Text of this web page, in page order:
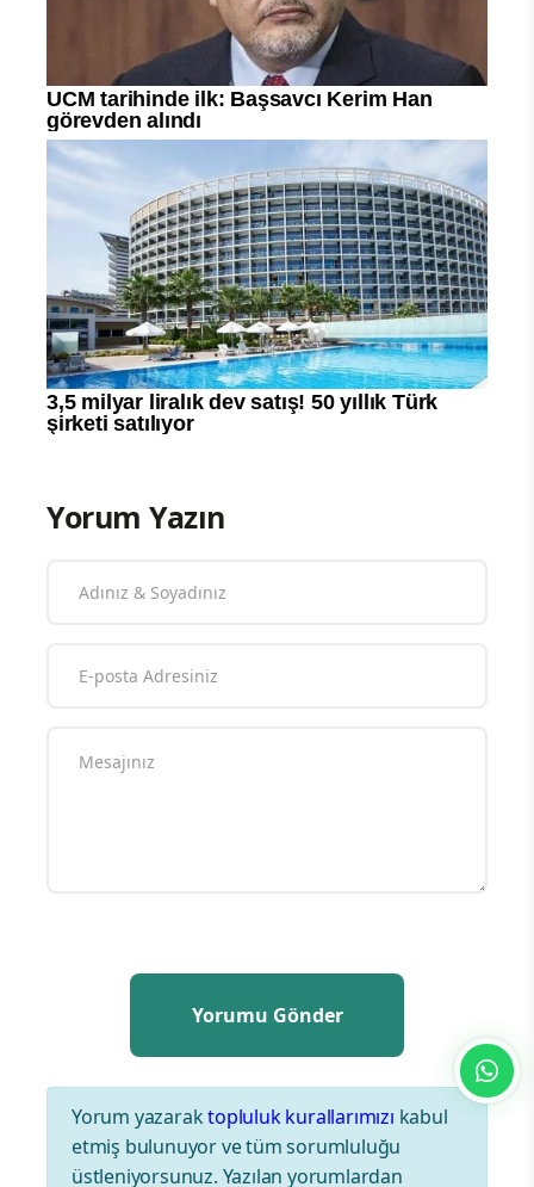
Yorum Yazın
Yorum yazaraktopluluk kurallarımızı kabul
etmiş bulunuyor ve tüm sorumluluğu
üstleniyorsunuz. Yazılan yorumlardan